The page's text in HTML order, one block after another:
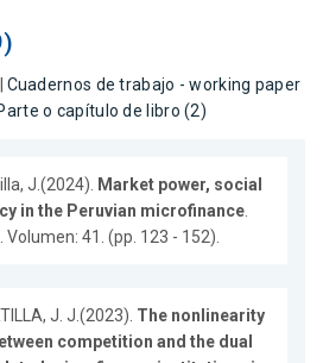
Cuadernos de trabajo - working paper
o capítulo de libro (2)
J.(2024).
Market power, social
in the Peruvian microfinance
Volumen: 41. (pp. 123 - 152).
J. J.(2023). The nonlinearity
competition and the dual